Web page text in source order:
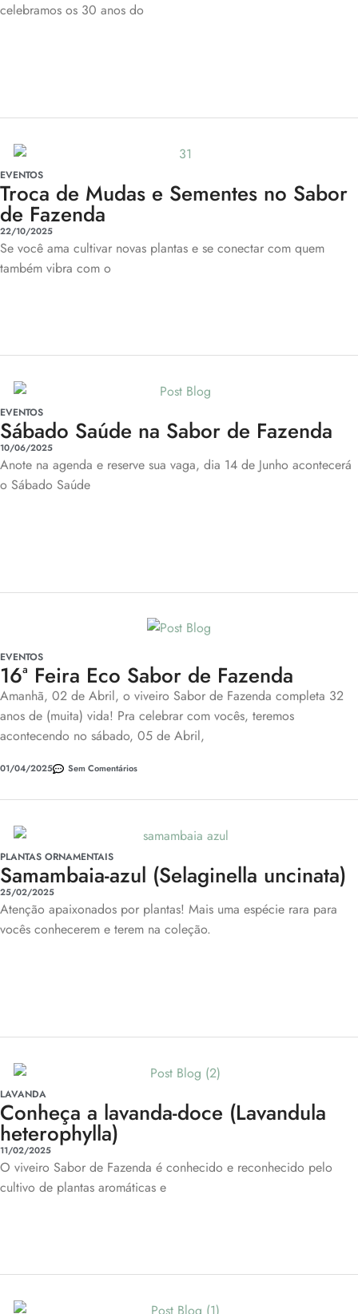
celebramos os 30 anos do
EVENTOS
Troca de Mudas e Sementes no Sabor
de Fazenda
22/10/2025
Se você ama cultivar novas plantas e se conectar com quem
também vibra com o
EVENTOS
Sábado Saúde na Sabor de Fazenda
10/06/2025
Anote na agenda e reserve sua vaga, dia 14 de Junho acontecerá
o Sábado Saúde
EVENTOS
16ª Feira Eco Sabor de Fazenda
Amanhã, 02 de Abril, o viveiro Sabor de Fazenda completa 32
anos de (muita) vida! Pra celebrar com vocês, teremos
acontecendo no sábado, 05 de Abril,
01/04/2025 Sem Comentários
PLANTAS ORNAMENTAIS
Samambaia-azul (Selaginella uncinata)
25/02/2025
Atenção apaixonados por plantas! Mais uma espécie rara para
vocês conhecerem e terem na coleção.
LAVANDA
Conheça a lavanda-doce (Lavandula
heterophylla)
11/02/2025
O viveiro Sabor de Fazenda é conhecido e reconhecido pelo
cultivo de plantas aromáticas e